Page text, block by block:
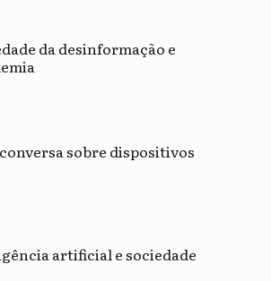
da desinformação e
sobre dispositivos
artificial e sociedade